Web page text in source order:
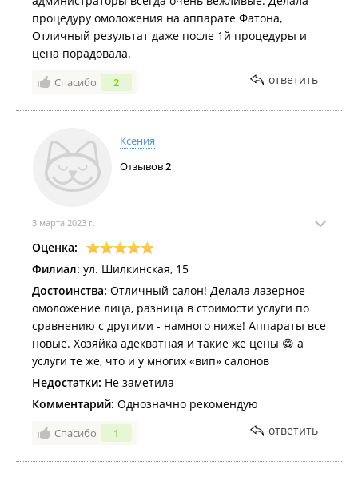
процедуру омоложения на аппарате Фатона,
Отличный результат даже после 1й процедуры и
цена порадовала.
Спасибо 2 ответить
Ксения
Отзывов2
3 марта 2023 г.
Оценка:
Филиал: ул. Шилкинская, 15
Достоинства: Отличный салон! Делала лазерное
омоложение лица, разница в стоимости услуги по
сравнению с другими - намного ниже! Аппараты все
новые. Хозяйка адекватная и такие же цены 😁 а
услуги те же, что и у многих «вип» салонов
Недостатки: Не заметила
Комментарий: Однозначно рекомендую
Спасибо 1 ответить